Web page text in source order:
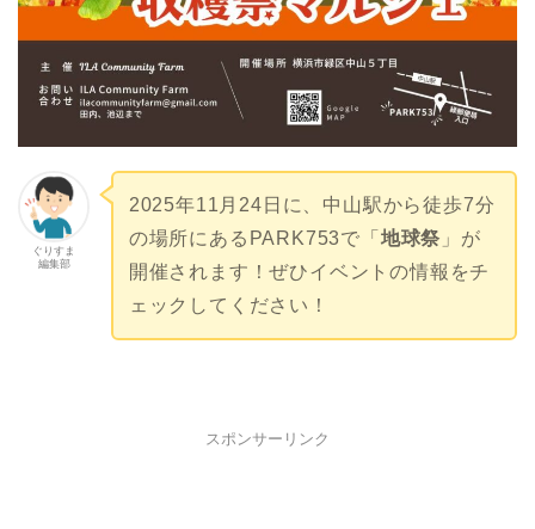
ぐりすま
編集部
2025年11月24日に、中山駅から徒歩7分
の場所にあるPARK753で「 地球祭 」が
開催されます！ぜひイベントの情報をチ
ェックしてください！
スポンサーリンク